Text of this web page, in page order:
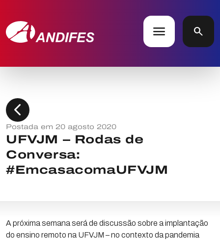
menu search
chevron_left
Postada em 20 agosto 2020
UFVJM – Rodas de
Conversa:
#EmcasacomaUFVJM
A próxima semana será de discussão sobre a implantação
do ensino remoto na UFVJM – no contexto da pandemia